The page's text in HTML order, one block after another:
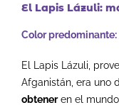
El Lapis Lázuli:
Color predominante:
El Lapis Lázuli,
Afganistán, era uno
obteneren el